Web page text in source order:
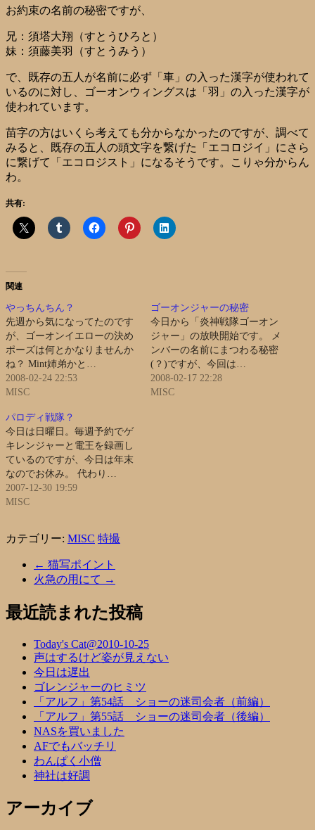
お約束の名前の秘密ですが、
兄：須塔大翔（すとうひろと）
妹：須藤美羽（すとうみう）
で、既存の五人が名前に必ず「車」の入った漢字が使われて
いるのに対し、ゴーオンウィングスは「羽」の入った漢字が
使われています。
苗字の方はいくら考えても分からなかったのですが、調べて
みると、既存の五人の頭文字を繋げた「エコロジイ」にさら
に繋げて「エコロジスト」になるそうです。こりゃ分からん
わ。
共有:
関連
やっちんちん？
先週から気になってたのです
が、ゴーオンイエローの決め
ポーズは何とかなりませんか
ね？ Mint姉弟かと…
2008-02-24 22:53
MISC
ゴーオンジャーの秘密
今日から「炎神戦隊ゴーオン
ジャー」の放映開始です。 メ
ンバーの名前にまつわる秘密
(？)ですが、今回は…
2008-02-17 22:28
MISC
パロディ戦隊？
今日は日曜日。毎週予約でゲ
キレンジャーと電王を録画し
ているのですが、今日は年末
なのでお休み。 代わり…
2007-12-30 19:59
MISC
カテゴリー: MISC 特撮
← 猫写ポイント
火急の用にて →
最近読まれた投稿
Today's Cat@2010-10-25
声はするけど姿が見えない
今日は遅出
ゴレンジャーのヒミツ
「アルフ」第54話 ショーの迷司会者（前編）
「アルフ」第55話 ショーの迷司会者（後編）
NASを買いました
AFでもバッチリ
わんぱく小僧
神社は好調
アーカイブ